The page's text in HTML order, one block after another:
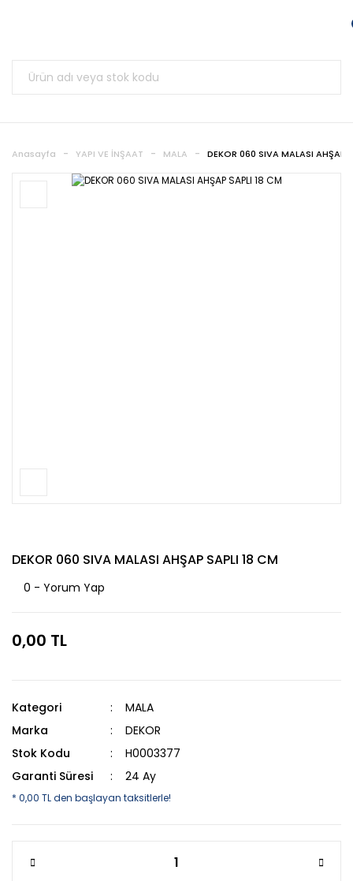
Anasayfa YAPI VE İNŞAAT MALA DEKOR 060 SIVA MALASI AHŞAP
DEKOR 060 SIVA MALASI AHŞAP SAPLI 18 CM
0 - Yorum Yap
0,00 TL
Kategori
MALA
Marka
DEKOR
Stok Kodu
H0003377
Garanti Süresi
24 Ay
* 0,00 TL den başlayan taksitlerle!